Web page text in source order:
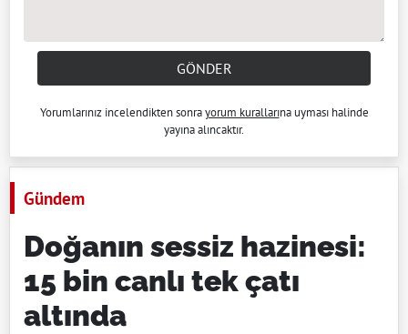
GÖNDER
Yorumlarınız incelendikten sonrayorum kurallarına uyması halinde
yayına alıncaktır.
Gündem
Doğanın sessiz hazinesi:
15 bin canlı tek çatı
altında